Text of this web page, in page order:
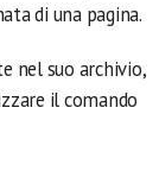
di una pagina.
nel suo archivio,
il comando